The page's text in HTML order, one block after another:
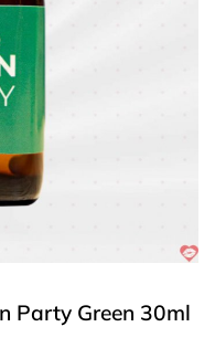
Party Green 30ml